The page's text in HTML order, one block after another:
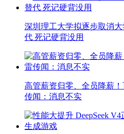
深圳理工大学拟逐步取消
代 死记硬背没用
高管薪资归零、全员降薪
传闻：消息不实